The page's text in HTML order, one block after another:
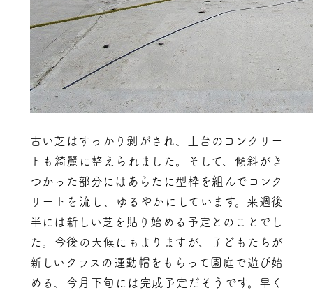
古い芝はすっかり剝がされ、土台のコンクリー
トも綺麗に整えられました。そして、傾斜がき
つかった部分にはあらたに型枠を組んでコンク
リートを流し、ゆるやかにしています。来週後
半には新しい芝を貼り始める予定とのことでし
た。今後の天候にもよりますが、子どもたちが
新しいクラスの運動帽をもらって園庭で遊び始
める、今月下旬には完成予定だそうです。早く